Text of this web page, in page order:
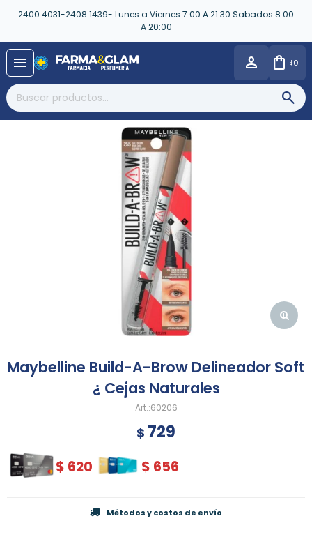
2400 4031-2408 1439- Lunes a Viernes 7:00 A 21:30 Sabados 8:00
A 20:00
menu $0
Maybelline Build-A-Brow Delineador Soft
¿ Cejas Naturales
60206
$ 729
$ 620 $ 656
Métodos y costos de envío